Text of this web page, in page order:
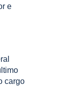
e
cargo